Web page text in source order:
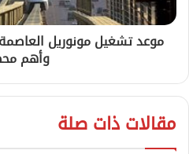
موعد تشغيل مونوريل العاصمة
وأهم
مقالات ذات صلة